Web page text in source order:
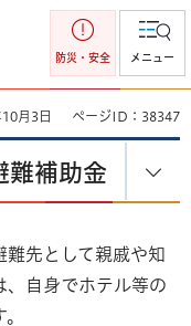
防災・安全 メニュー
月3日 ページID：38347
難補助金
先として親戚や知
、自身でホテル等の